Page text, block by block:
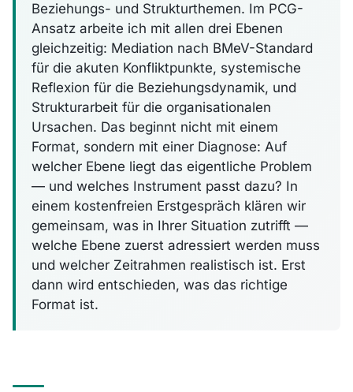
Beziehungs- und Strukturthemen. Im PCG-
Ansatz arbeite ich mit allen drei Ebenen
gleichzeitig: Mediation nach BMeV-Standard
für die akuten Konfliktpunkte, systemische
Reflexion für die Beziehungsdynamik, und
Strukturarbeit für die organisationalen
Ursachen. Das beginnt nicht mit einem
Format, sondern mit einer Diagnose: Auf
welcher Ebene liegt das eigentliche Problem
— und welches Instrument passt dazu? In
einem kostenfreien Erstgespräch klären wir
gemeinsam, was in Ihrer Situation zutrifft —
welche Ebene zuerst adressiert werden muss
und welcher Zeitrahmen realistisch ist. Erst
dann wird entschieden, was das richtige
Format ist.